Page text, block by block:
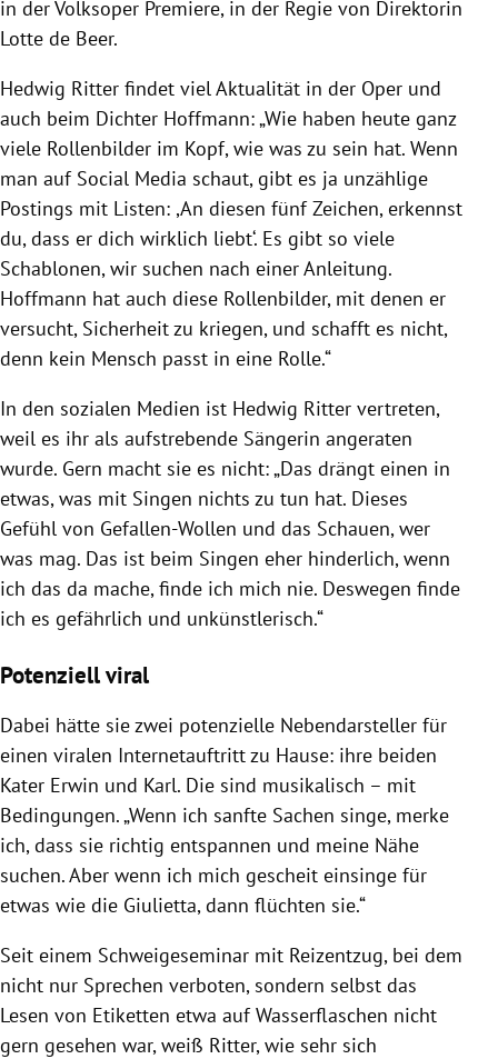
in der Volksoper Premiere, in der Regie von Direktorin
Lotte de Beer.
Hedwig Ritter findet viel Aktualität in der Oper und
auch beim Dichter Hoffmann: „Wie haben heute ganz
viele Rollenbilder im Kopf, wie was zu sein hat. Wenn
man auf Social Media schaut, gibt es ja unzählige
Postings mit Listen: ,An diesen fünf Zeichen, erkennst
du, dass er dich wirklich liebt‘. Es gibt so viele
Schablonen, wir suchen nach einer Anleitung.
Hoffmann hat auch diese Rollenbilder, mit denen er
versucht, Sicherheit zu kriegen, und schafft es nicht,
denn kein Mensch passt in eine Rolle.“
In den sozialen Medien ist Hedwig Ritter vertreten,
weil es ihr als aufstrebende Sängerin angeraten
wurde. Gern macht sie es nicht: „Das drängt einen in
etwas, was mit Singen nichts zu tun hat. Dieses
Gefühl von Gefallen-Wollen und das Schauen, wer
was mag. Das ist beim Singen eher hinderlich, wenn
ich das da mache, finde ich mich nie. Deswegen finde
ich es gefährlich und unkünstlerisch.“
Potenziell viral
Dabei hätte sie zwei potenzielle Nebendarsteller für
einen viralen Internetauftritt zu Hause: ihre beiden
Kater Erwin und Karl. Die sind musikalisch – mit
Bedingungen. „Wenn ich sanfte Sachen singe, merke
ich, dass sie richtig entspannen und meine Nähe
suchen. Aber wenn ich mich gescheit einsinge für
etwas wie die Giulietta, dann flüchten sie.“
Seit einem Schweigeseminar mit Reizentzug, bei dem
nicht nur Sprechen verboten, sondern selbst das
Lesen von Etiketten etwa auf Wasserflaschen nicht
gern gesehen war, weiß Ritter, wie sehr sich